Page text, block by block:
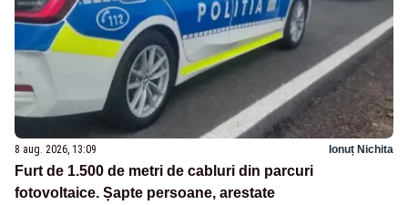
8 aug. 2026, 13:09 Ionuț Nichita
Furt de 1.500 de metri de cabluri din parcuri
fotovoltaice. Șapte persoane, arestate